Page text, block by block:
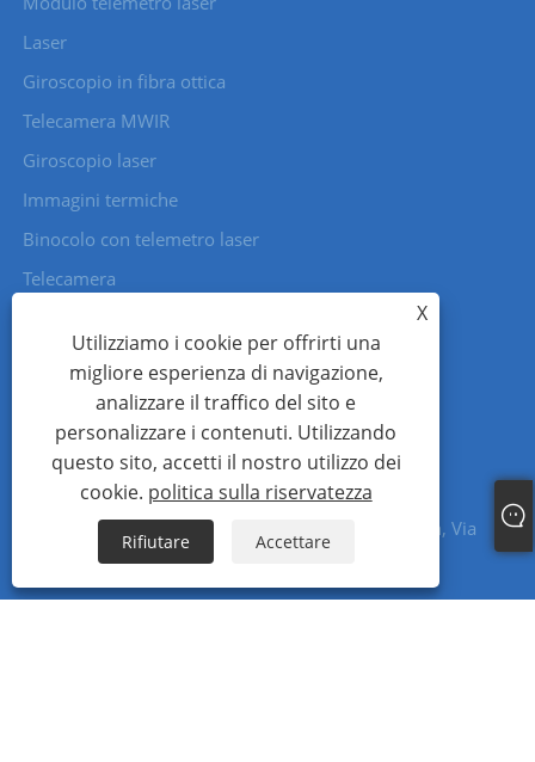
Laser
Giroscopio in fibra ottica
Telecamera MWIR
Giroscopio laser
Immagini termiche
Binocolo con telemetro laser
Telecamera
CONTATTACI
tel: +86-13312989908 (WeChat)
E-mail: sales@jioptics.com
Indirizzo: Edificio 1, Piazza Mingju, Comunità Ailian, Via
Longcheng, Distretto di Longgang, Shenzhen
X
Utilizziamo i cookie per offrirti una
migliore esperienza di navigazione,
analizzare il traffico del sito e
personalizzare i contenuti. Utilizzando
questo sito, accetti il ​​nostro utilizzo dei
cookie. politica sulla riservatezza
Rifiutare Accettare